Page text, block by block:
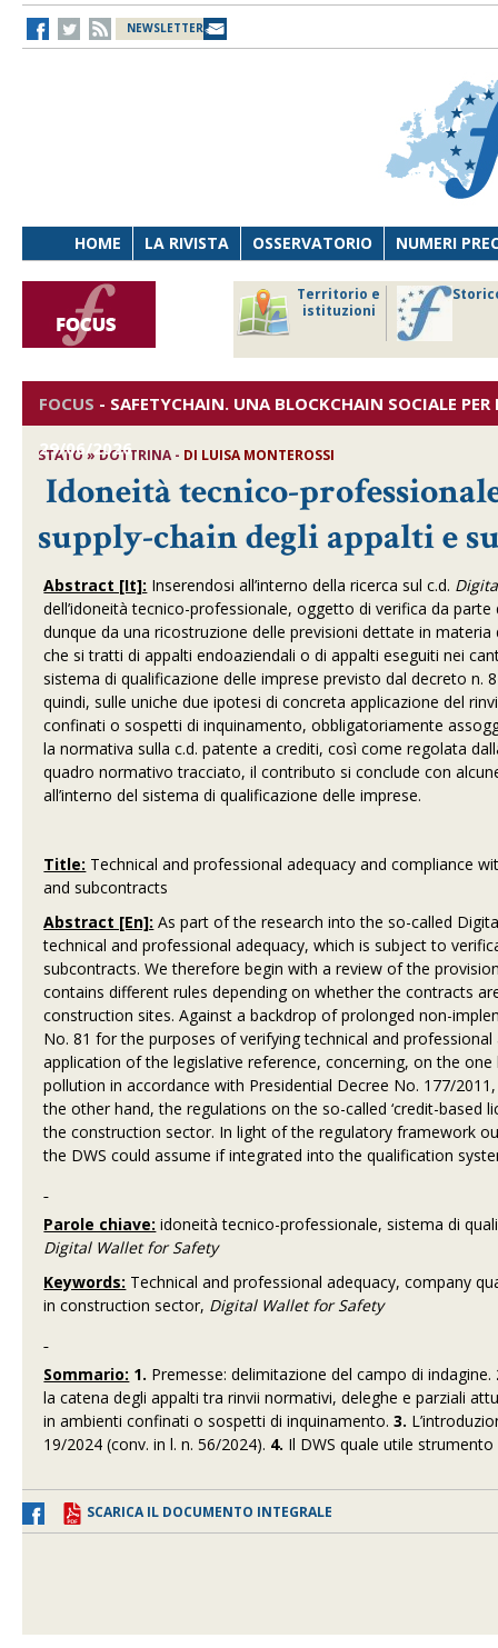
NEWSLETTER
HOME LA RIVISTA OSSERVATORIO NUMERI
Territorio e
istituzioni
FOCUS - SAFETYCHAIN. UNA BLOCKCHAIN SOCIALE
29/06/2026
STATO » DOTTRINA - DI LUISA MONTEROSSI
Idoneità tecnico-
supply-chain degli appalti e
Abstract [It]: Inserendosi all’interno della ricerca sul c.d.
dell’idoneità tecnico-professionale, oggetto di verifica da
dunque da una ricostruzione delle previsioni dettate in
che si tratti di appalti endoaziendali o di appalti eseguiti nei
sistema di qualificazione delle imprese previsto dal decreto n.
quindi, sulle uniche due ipotesi di concreta applicazione del
confinati o sospetti di inquinamento, obbligatoriamente
la normativa sulla c.d. patente a crediti, così come regolata
quadro normativo tracciato, il contributo si conclude con
all’interno del sistema di qualificazione delle imprese.
Title: Technical and professional adequacy and compliance
and subcontracts
Abstract [En]: As part of the research into the so-called
technical and professional adequacy, which is subject to
subcontracts. We therefore begin with a review of the
contains different rules depending on whether the contracts
construction sites. Against a backdrop of prolonged non-
No. 81 for the purposes of verifying technical and
application of the legislative reference, concerning, on the
pollution in accordance with Presidential Decree No. 177/
the other hand, the regulations on the so-called ‘credit-
the construction sector. In light of the regulatory framework
the DWS could assume if integrated into the qualification
Parole chiave: idoneità tecnico-professionale, sistema di
Digital Wallet for Safety
Keywords: Technical and professional adequacy, company
in construction sector, Digital Wallet for Safety
Sommario: 1. Premesse: delimitazione del campo di indagine.
la catena degli appalti tra rinvii normativi, deleghe e parziali
in ambienti confinati o sospetti di inquinamento.3.
19/2024 (conv. in l. n. 56/2024). 4. Il DWS quale utile
SCARICA IL DOCUMENTO INTEGRALE